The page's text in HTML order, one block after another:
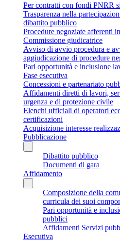
Per contratti con fondi PNRR
Trasparenza nella
dibattito pubblico
Procedure negoziate afferenti
Commissione giudicatrice
Avviso di avvio procedura e
aggiudicazione di procedure
Pari opportunità e inclusione
Fase esecutiva
Concessioni e partenariato
Affidamenti diretti di lavori,
urgenza e di protezione civile
Elenchi ufficiali di operatori
certificazioni
Acquisizione interesse
Pubblicazione
Dibattito pubblico
Documenti di gara
Affidamento
Composizione della
curricula dei suoi
Pari opportunità e
pubblici
Affidamenti Servizi
Esecutiva